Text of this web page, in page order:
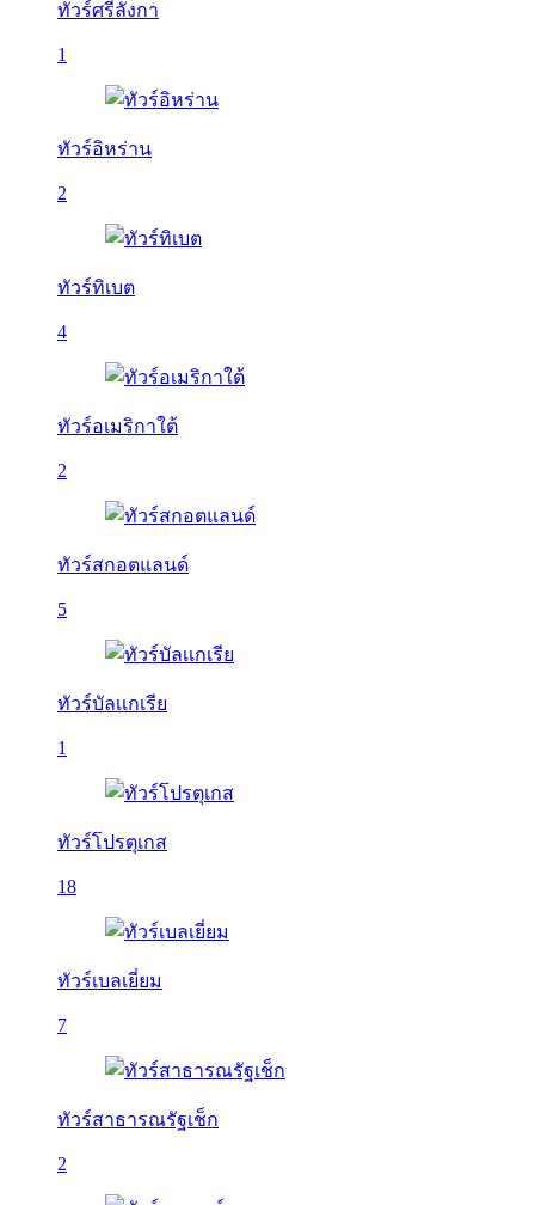
ทัวร์ศรีลังกา
1
ทัวร์อิหร่าน
2
ทัวร์ทิเบต
4
ทัวร์อเมริกาใต้
2
ทัวร์สกอตแลนด์
5
ทัวร์บัลเเกเรีย
1
ทัวร์โปรตุเกส
18
ทัวร์เบลเยี่ยม
7
ทัวร์สาธารณรัฐเช็ก
2